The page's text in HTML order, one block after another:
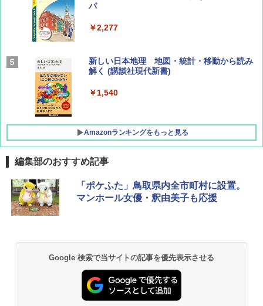
￥1,540
AIRLINE（エアライン）2026年9月号【特
集】ボーイング110周年を祝して！
￥1,760
パ
￥2,277
新しい日本地理 地図・統計・移動から読み
解く (講談社現代新書)
￥1,540
Amazonランキングをもっと見る
[キャンパーズコレクション 山善] ポップアッ
プテント 傘みたいに広げて畳める パッとサ
ッとサンシェード キューブ フルクローズ メ
￥6,831
PYKES PEAK (パイクスピーク) 着替えテン
ト プライバシー テント 【中が透けない】 1
人用 折りたたみ 防災グッズ 災害用トイレ ビ
BUNDOK(バンドック)ソロ ドーム 1 EX BDK
-08EX カーキ ソロキャンプ ポリエステル フ
レーム テント
GRANDOOR ステンレス保冷剤 2個セット 2
コンパクト 保冷力長持ち
編集部のおすすめ記事
「ポケふた」鳥取県内全市町村に設置。
マンホール女優・釈由美子も応援
Google 検索で当サイトの記事を優先表示させる